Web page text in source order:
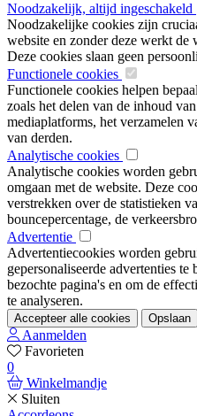
Noodzakelijk, altijd ingeschakeld
Noodzakelijke cookies zijn
website en zonder deze werkt de
Deze cookies slaan geen
Functionele cookies
Functionele cookies helpen
zoals het delen van de inhoud
mediaplatforms, het verzamelen
van derden.
Analytische cookies
Analytische cookies worden
omgaan met de website. Deze
verstrekken over de statistieken
bouncepercentage, de
Advertentie
Advertentiecookies worden
gepersonaliseerde advertenties
bezochte pagina's en om de
te analyseren.
Accepteer alle cookies Opslaan
Aanmelden
Favorieten
0
Winkelmandje
Sluiten